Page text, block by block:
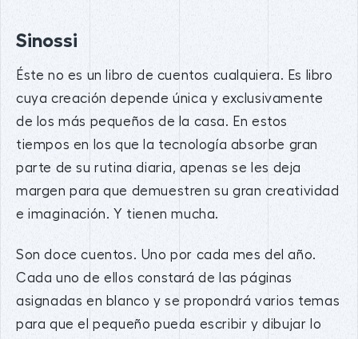
Sinossi
Éste no es un libro de cuentos cualquiera. Es libro
cuya creación depende única y exclusivamente
de los más pequeños de la casa. En estos
tiempos en los que la tecnología absorbe gran
parte de su rutina diaria, apenas se les deja
margen para que demuestren su gran creatividad
e imaginación. Y tienen mucha.
Son doce cuentos. Uno por cada mes del año.
Cada uno de ellos constará de las páginas
asignadas en blanco y se propondrá varios temas
para que el pequeño pueda escribir y dibujar lo